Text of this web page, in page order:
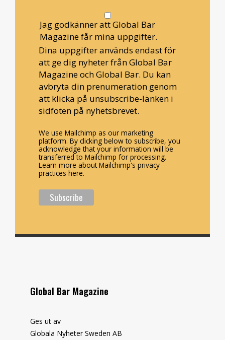
Jag godkänner att Global Bar
Magazine får mina uppgifter.
Dina uppgifter används endast för
att ge dig nyheter från Global Bar
Magazine och Global Bar. Du kan
avbryta din prenumeration genom
att klicka på unsubscribe-länken i
sidfoten på nyhetsbrevet.
We use Mailchimp as our marketing
platform. By clicking below to subscribe, you
acknowledge that your information will be
transferred to Mailchimp for processing.
Learn more about Mailchimp's privacy
practices here.
Global Bar Magazine
Ges ut av
Globala Nyheter Sweden AB